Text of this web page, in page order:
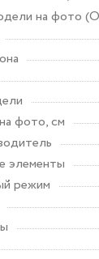
на фото
фото, см
элементы
режим